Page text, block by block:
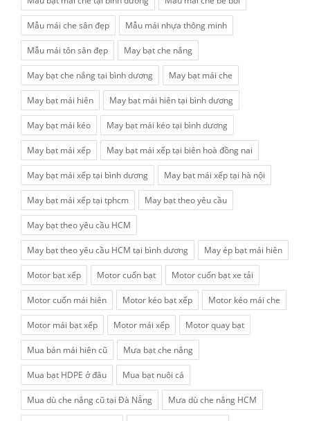
Mẫu mái che sân đẹp Mẫu mái nhựa thông minh
Mẫu mái tôn sân đẹp May bạt che nắng
May bạt che nắng tại bình dương May bạt mái che
May bạt mái hiên May bạt mái hiên tại bình dương
May bạt mái kéo May bạt mái kéo tại bình dương
May bạt mái xếp May bạt mái xếp tại biên hoà đồng nai
May bạt mái xếp tại bình dương May bạt mái xếp tại hà nội
May bạt mái xếp tại tphcm May bạt theo yêu cầu
May bạt theo yêu cầu HCM
May bạt theo yêu cầu HCM tại bình dương May ép bạt mái hiên
Motor bạt xếp Motor cuốn bạt Motor cuốn bạt xe tải
Motor cuốn mái hiên Motor kéo bạt xếp Motor kéo mái che
Motor mái bạt xếp Motor mái xếp Motor quay bạt
Mua bán mái hiên cũ Mưa bạt che nắng
Mua bạt HDPE ở đâu Mua bạt nuôi cá
Mua dù che nắng cũ tại Đà Nẵng Mưa dù che nắng HCM